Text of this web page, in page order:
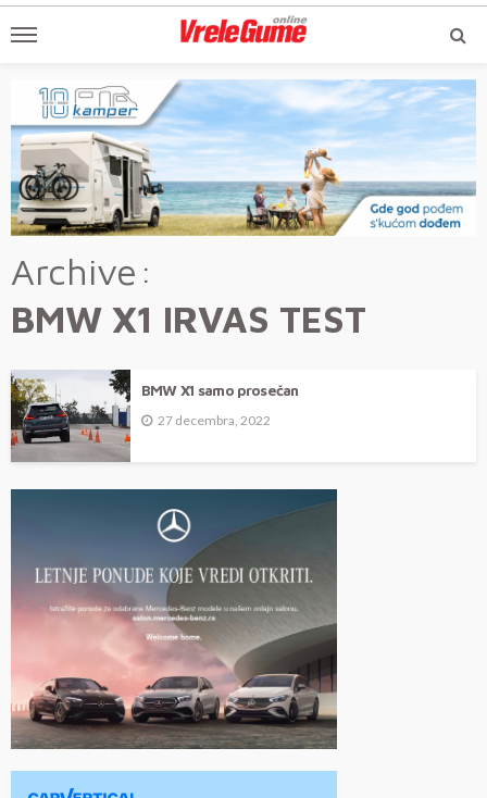
Archive
BMW X1 IRVAS TEST
BMW X1 samo prosečan
27 decembra, 2022